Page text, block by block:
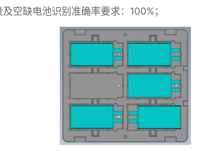
空缺电池识别准确率要求：100%；